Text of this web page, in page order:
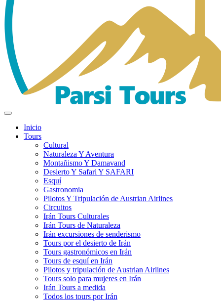
Inicio
Tours
Cultural
Naturaleza Y Aventura
Montañismo Y Damavand
Desierto Y Safari Y SAFARI
Esquí
Gastronomia
Pilotos Y Tripulación de Austrian Airlines
Circuitos
Irán Tours Culturales
Irán Tours de Naturaleza
Irán excursiones de senderismo
Tours por el desierto de Irán
Tours gastronómicos en Irán
Tours de esquí en Irán
Pilotos y tripulación de Austrian Airlines
Tours solo para mujeres en Irán
Irán Tours a medida
Todos los tours por Irán